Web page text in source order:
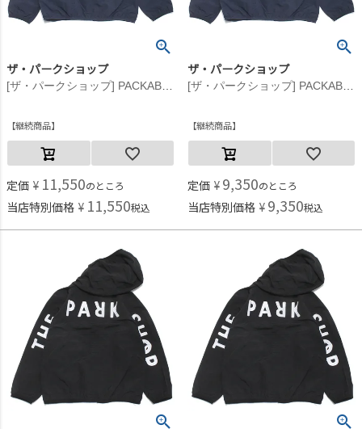
ザ・パークショップ
継続商品
定価 ¥ 11,550のところ
当店特別価格 ¥ 11,550税込
ザ・パークショップ
継続商品
定価 ¥ 9,350のところ
当店特別価格 ¥ 9,350税込